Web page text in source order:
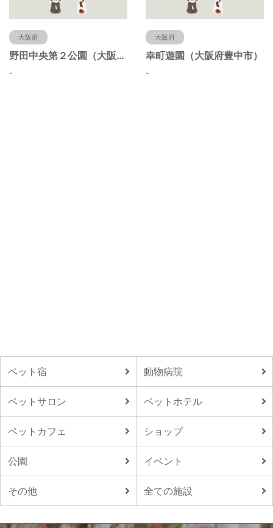
大阪府
野田中央第２公園（大阪府豊中市）
-
大阪府
幸町遊園（大阪府豊中市）
-
ペット宿 動物病院
ペットサロン ペットホテル
ペットカフェ ショップ
公園 イベント
その他 全ての施設